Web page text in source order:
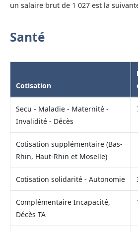
un salaire brut de 1 027 est la
Santé
Cotisation
Secu - Maladie - Maternité -
Invalidité - Décès
Cotisation supplémentaire (Bas-
Rhin, Haut-Rhin et Moselle)
Cotisation solidarité - Autonomie
Complémentaire Incapacité,
Décès TA